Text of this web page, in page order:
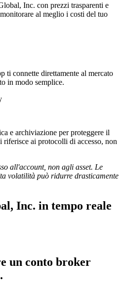
Inc. con prezzi trasparenti e
al meglio i costi del tuo
ti connette direttamente al mercato
in modo semplice.
e archiviazione per proteggere il
riferisce ai protocolli di accesso, non
all'account, non agli asset. Le
volatilità può ridurre drasticamente
Inc. in tempo reale
un conto broker